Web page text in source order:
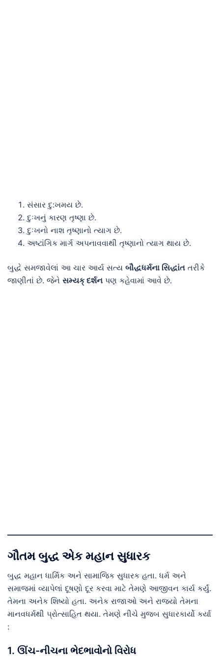
સંસાર દુ:ખમય છે.
દુઃખનું કારણ તૃષ્ણા છે.
દુઃખનો નાશ તૃષ્ણાનો ત્યાગ છે.
અષ્ટાંગિક માર્ગ અપનાવવાથી તૃષ્ણાનો ત્યાગ થાય છે.
બુદ્ધે સમજાવેલાં આ ચાર આર્ય સત્ય બૌદ્ધધર્મના સિદ્ધાંત તરીકે
જાણીતાં છે. જેને સમ્યક્ દર્શન પણ કહેવામાં આવે છે.
ગૌતમ બુદ્ધ એક મહાન સુધારક
બુદ્ધ મહાન ધાર્મિક અને સામાજિક સુધારક હતા. ધર્મ અને
સમાજમાં વ્યાપેલાં દૂષણો દૂર કરવા માટે તેમણે આજીવન કાર્ય કર્યું.
તેમના અનેક શિષ્યો હતા. અનેક રાજાઓ અને રાજ્યો તેમના
માનવધર્મથી પ્રોત્સાહિત થયા. તેમણે નીચે મુજબ સુધારકાર્યો કર્યા
:
1. ઊંચ-નીચના ભેદભાવોનો વિરોધ